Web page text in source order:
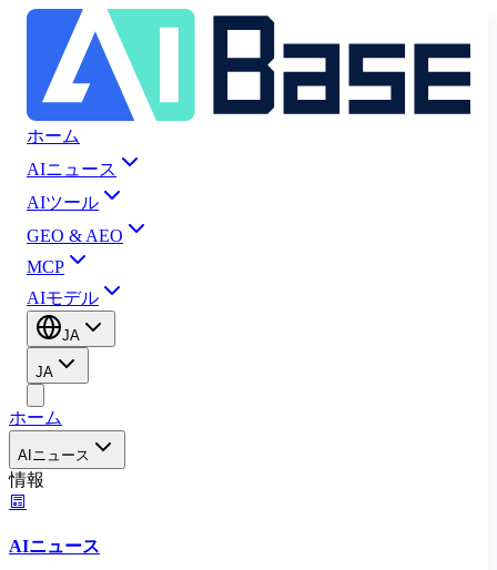
ホーム
AIニュース
AIツール
GEO & AEO
MCP
AIモデル
JA
JA
ホーム
AIニュース
情報
AIニュース